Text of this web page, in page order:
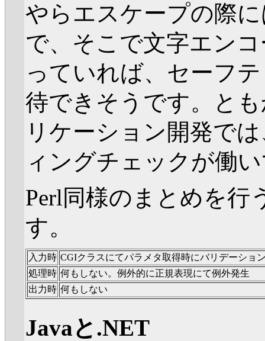
やらエスケープの際
で、そこで文字エン
っていれば、セーフ
待できそうです。と
リケーション開発で
ィングチェックが働
Perl同様のまとめを行
す。
入力時 CGIクラスにてパラメタ取得時にバリデーショ
処理時 何もしない。例外的に正規表現にて例外発生
出力時 何もしない
Javaと.NET